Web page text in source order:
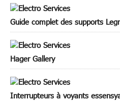
Guide complet des supports
Hager Gallery
Interrupteurs à voyants